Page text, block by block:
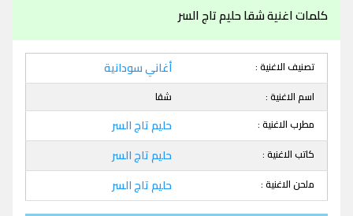
كلمات اغنية شقا حليم تاج السر
تصنيف الاغنية : أغاني سودانية
اسم الاغنية :
شقا
مطرب الاغنية :
حليم تاج السر
كاتب الاغنية : حليم تاج السر
ملحن الاغنية : حليم تاج السر